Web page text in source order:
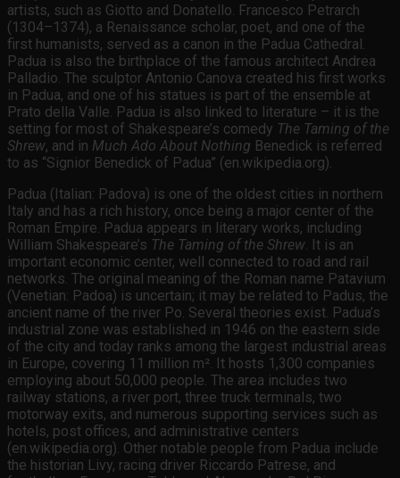
artists, such as Giotto and Donatello. Francesco Petrarch
(1304–1374), a Renaissance scholar, poet, and one of the
first humanists, served as a canon in the Padua Cathedral.
Padua is also the birthplace of the famous architect Andrea
Palladio. The sculptor Antonio Canova created his first works
in Padua, and one of his statues is part of the ensemble at
Prato della Valle. Padua is also linked to literature – it is the
setting for most of Shakespeare’s comedy The Taming of the
Shrew, and in Much Ado About Nothing Benedick is referred
to as “Signior Benedick of Padua” (en.wikipedia.org).
Padua (Italian: Padova) is one of the oldest cities in northern
Italy and has a rich history, once being a major center of the
Roman Empire. Padua appears in literary works, including
William Shakespeare’s The Taming of the Shrew . It is an
important economic center, well connected to road and rail
networks. The original meaning of the Roman name Patavium
(Venetian: Padoa) is uncertain; it may be related to Padus, the
ancient name of the river Po. Several theories exist. Padua’s
industrial zone was established in 1946 on the eastern side
of the city and today ranks among the largest industrial areas
in Europe, covering 11 million m². It hosts 1,300 companies
employing about 50,000 people. The area includes two
railway stations, a river port, three truck terminals, two
motorway exits, and numerous supporting services such as
hotels, post offices, and administrative centers
(en.wikipedia.org). Other notable people from Padua include
the historian Livy, racing driver Riccardo Patrese, and